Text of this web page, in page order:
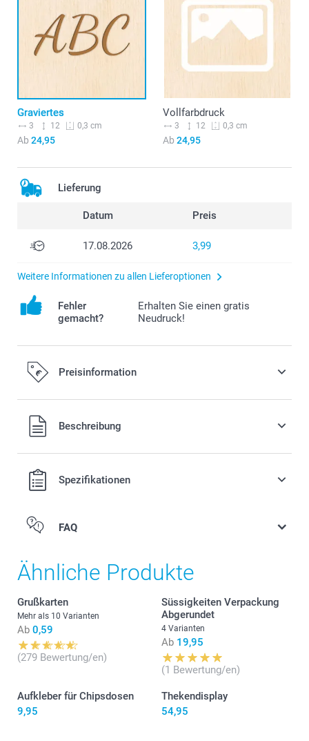
Graviertes
3 12 0,3 cm
Ab 24,95
Vollfarbdruck
3 12 0,3 cm
Ab 24,95
Lieferung
Datum Preis
17.08.2026 3,99
Weitere Informationen zu allen Lieferoptionen
Fehler
gemacht?
Erhalten Sie einen gratis
Neudruck!
Preisinformation
Alle Preise verstehen sich in EURO (€) inkl. MwSt. und zzgl.
Versandkosten.Beschreibung
Spezifikationen
FAQ
Ähnliche Produkte
Grußkarten
Mehr als 10 Varianten
Ab 0,59
(279 Bewertung/en)
Süssigkeiten Verpackung
Abgerundet
4 Varianten
Ab 19,95
(1 Bewertung/en)
Aufkleber für Chipsdosen
9,95
Thekendisplay
54,95